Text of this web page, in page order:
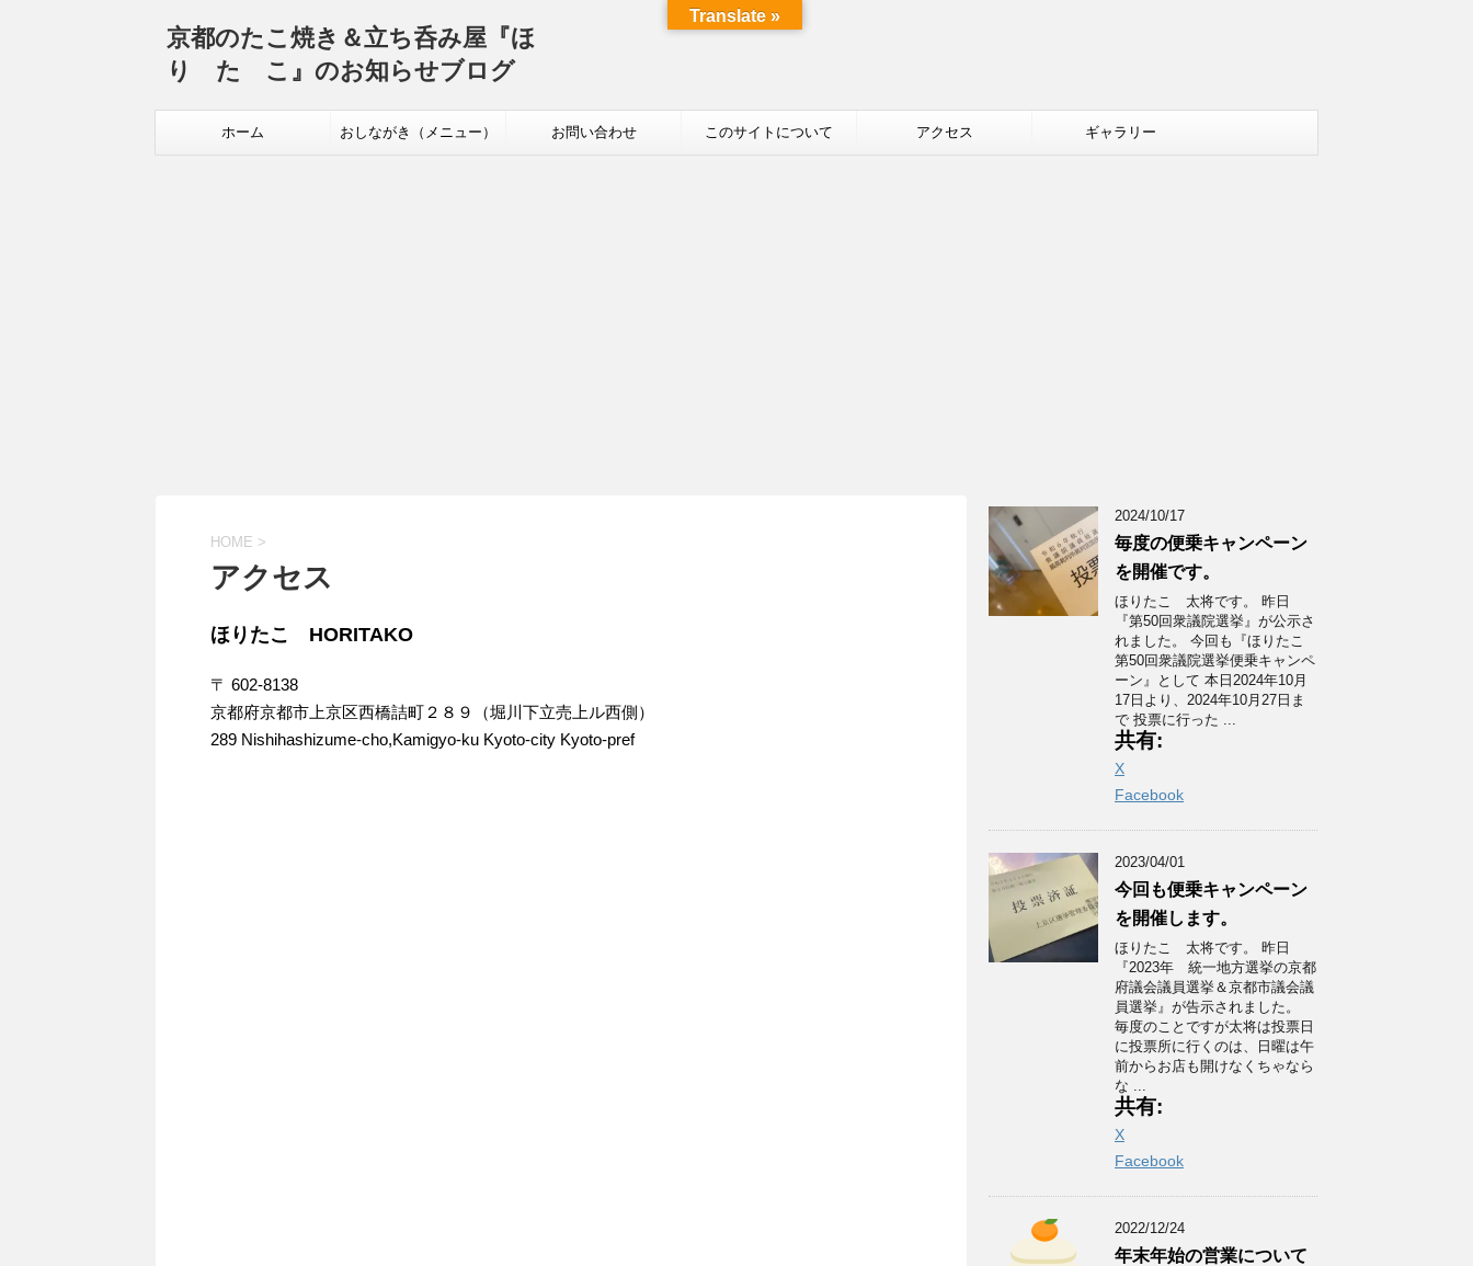
京都のたこ焼き＆立ち呑み屋『ほ
り た こ』のお知らせブログ
ホーム おしながき（メニュー） お問い合わせ このサイトについて アクセス ギャラリー
HOME >
アクセス
ほりたこ HORITAKO
〒 602-8138
京都府京都市上京区西橋詰町２８９（堀川下立売上ル西側）
289 Nishihashizume-cho,Kamigyo-ku Kyoto-city Kyoto-pref
2024/10/17
毎度の便乗キャンペーン
を開催です。
ほりたこ 太将です。 昨日
『第50回衆議院選挙』が公示さ
れました。 今回も『ほりたこ
第50回衆議院選挙便乗キャンペ
ーン』として 本日2024年10月
17日より、2024年10月27日ま
で 投票に行った ...
共有:
X
Facebook
2023/04/01
今回も便乗キャンペーン
を開催します。
ほりたこ 太将です。 昨日
『2023年 統一地方選挙の京都
府議会議員選挙＆京都市議会議
員選挙』が告示されました。
毎度のことですが太将は投票日
に投票所に行くのは、日曜は午
前からお店も開けなくちゃなら
な ...
共有:
X
Facebook
2022/12/24
年末年始の営業について
Translate »